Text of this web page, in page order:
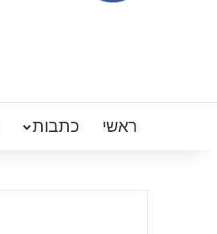
ראשי כתבות